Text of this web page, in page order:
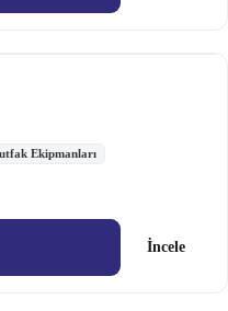
Ekipmanları
İncele